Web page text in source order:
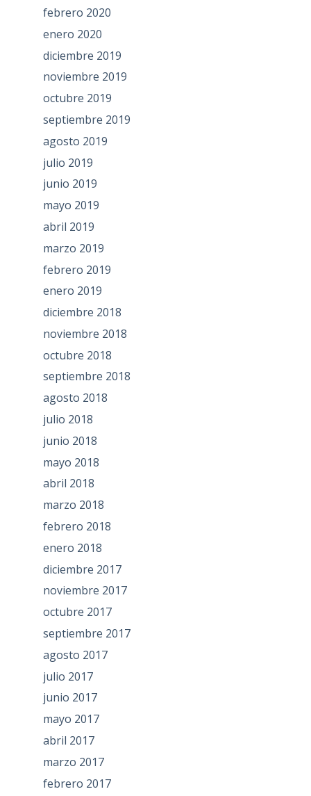
febrero 2020
enero 2020
diciembre 2019
noviembre 2019
octubre 2019
septiembre 2019
agosto 2019
julio 2019
junio 2019
mayo 2019
abril 2019
marzo 2019
febrero 2019
enero 2019
diciembre 2018
noviembre 2018
octubre 2018
septiembre 2018
agosto 2018
julio 2018
junio 2018
mayo 2018
abril 2018
marzo 2018
febrero 2018
enero 2018
diciembre 2017
noviembre 2017
octubre 2017
septiembre 2017
agosto 2017
julio 2017
junio 2017
mayo 2017
abril 2017
marzo 2017
febrero 2017